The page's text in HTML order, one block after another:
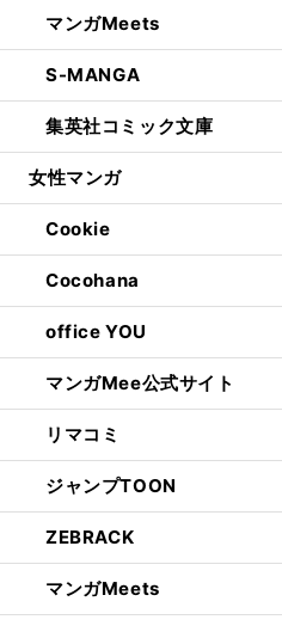
マンガMeets
S-MANGA
集英社コミック文庫
女性マンガ
Cookie
Cocohana
office YOU
マンガMee公式サイト
リマコミ
ジャンプTOON
ZEBRACK
マンガMeets